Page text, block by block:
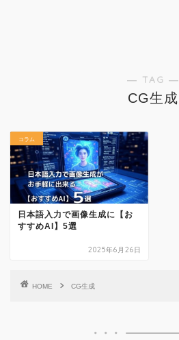
― TAG ―
CG生成
コラム
日本語入力で画像生成に【お
すすめAI】5選
2025年6月26日
HOME CG生成